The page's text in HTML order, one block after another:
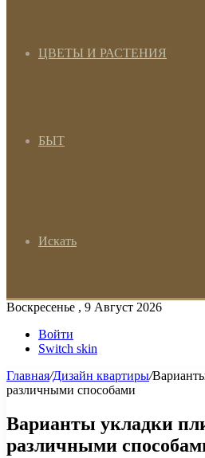
ЦВЕТЫ И РАСТЕНИЯ
БЫТ
Искать
Воскресенье , 9 Август 2026
Войти
Switch skin
Главная/Дизайн квартиры/
различными способами
Варианты укладки
различными